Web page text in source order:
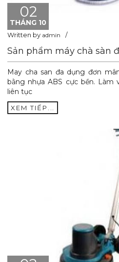
02
THÁNG 10
Written by admin
Sản phẩm máy chà sàn
May cha san đa dụng đơn
bằng nhựa ABS cực bền. Làm
liên tục
XEM TIẾP...